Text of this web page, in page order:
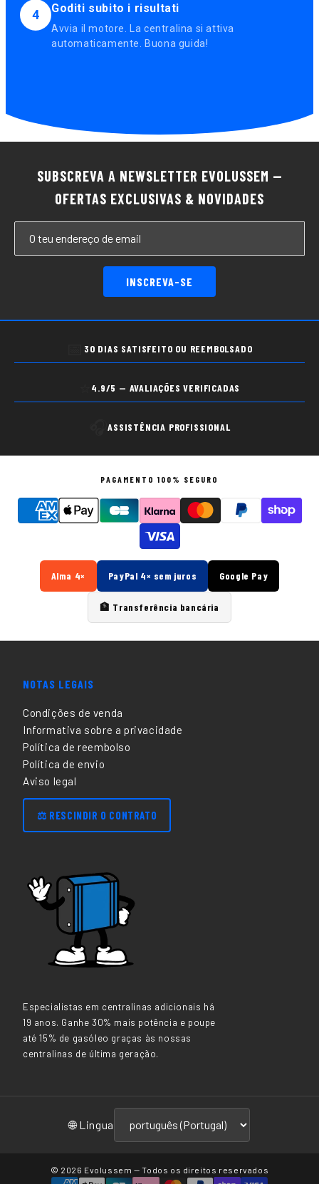
4 Goditi subito i risultati
Avvia il motore. La centralina si attiva
automaticamente. Buona guida!
SUBSCREVA A NEWSLETTER EVOLUSSEM —
OFERTAS EXCLUSIVAS & NOVIDADES
INSCREVA-SE
30 DIAS SATISFEITO OU REEMBOLSADO
4.9/5 — AVALIAÇÕES VERIFICADAS
🎧ASSISTÊNCIA PROFISSIONAL
PAGAMENTO 100% SEGURO
Alma 4× PayPal 4× sem juros Google Pay
🏦 Transferência bancária
NOTAS LEGAIS
Condições de venda
Informativa sobre a privacidade
Política de reembolso
Política de envio
Aviso legal
⚖️ RESCINDIR O CONTRATO
Especialistas em centralinas adicionais há
19 anos. Ganhe 30% mais potência e poupe
até 15% de gasóleo graças às nossas
centralinas de última geração.
🌐 Lingua
© 2026 Evolussem — Todos os direitos reservados